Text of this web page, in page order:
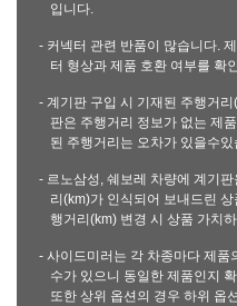
입니다.
- 커넥터 관련 반품이 많습니다.
터 형상과 제품 호환 여부를 확
- 계기판 구입 시 기재된 주행거
판은 주행거리 정보가 없는 제
된 주행거리는 오차가 있을수있
- 르노삼성, 쉐보레 차량에 계기
리(km)가 인식되어 보내드린
행거리(km) 변경 시 상품 가치
- 사이드미러는 각 차종마다 제품
수가 있으니 동일한 제품인지
또한 상위 옵션의 경우 하위 옵